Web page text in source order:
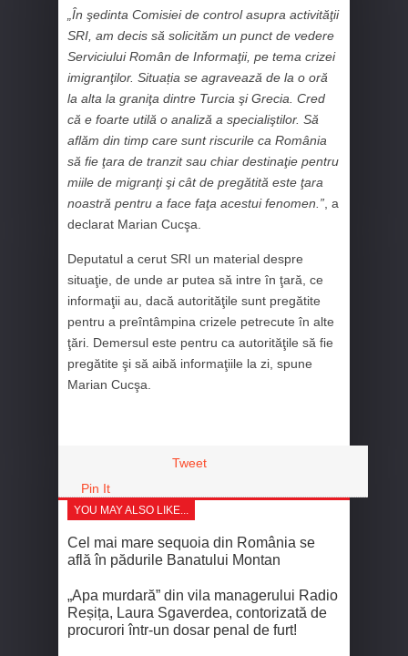
„În şedinta Comisiei de control asupra activităţii
SRI, am decis să solicităm un punct de vedere
Serviciului Român de Informaţii, pe tema crizei
imigranţilor. Situația se agravează de la o oră
la alta la graniţa dintre Turcia şi Grecia. Cred
că e foarte utilă o analiză a specialiştilor. Să
aflăm din timp care sunt riscurile ca România
să fie ţara de tranzit sau chiar destinaţie pentru
miile de migranţi şi cât de pregătită este ţara
noastră pentru a face faţa acestui fenomen.” , a
declarat Marian Cucşa.
Deputatul a cerut SRI un material despre
situaţie, de unde ar putea să intre în ţară, ce
informaţii au, dacă autorităţile sunt pregătite
pentru a preîntâmpina crizele petrecute în alte
ţări. Demersul este pentru ca autorităţile să fie
pregătite şi să aibă informaţiile la zi, spune
Marian Cucşa.
Tweet
Pin It
YOU MAY ALSO LIKE...
Cel mai mare sequoia din România se
află în pădurile Banatului Montan
„Apa murdară” din vila managerului Radio
Reșița, Laura Sgaverdea, contorizată de
procurori într-un dosar penal de furt!